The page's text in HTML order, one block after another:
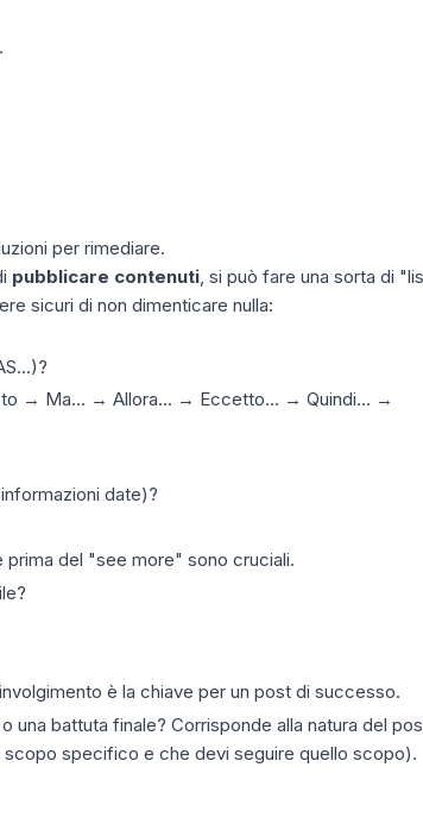
per rimediare.
pubblicare contenuti, si può fare una sorta di
sicuri di non dimenticare nulla:
→ Ma... → Allora... → Eccetto... → Quindi... →
date)?
del "see more" sono cruciali.
è la chiave per un post di successo.
o una battuta finale? Corrisponde alla natura del
specifico e che devi seguire quello scopo).